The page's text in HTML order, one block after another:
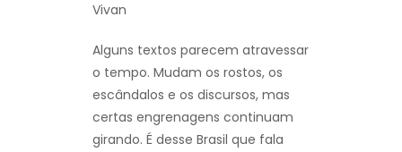
Vivan
Alguns textos parecem atravessar
o tempo. Mudam os rostos, os
escândalos e os discursos, mas
certas engrenagens continuam
girando. É desse Brasil que fala